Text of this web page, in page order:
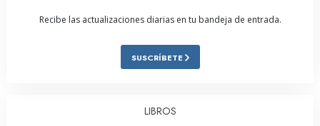
Recibe las actualizaciones diarias en tu bandeja de entrada.
SUSCRÍBETE
LIBROS